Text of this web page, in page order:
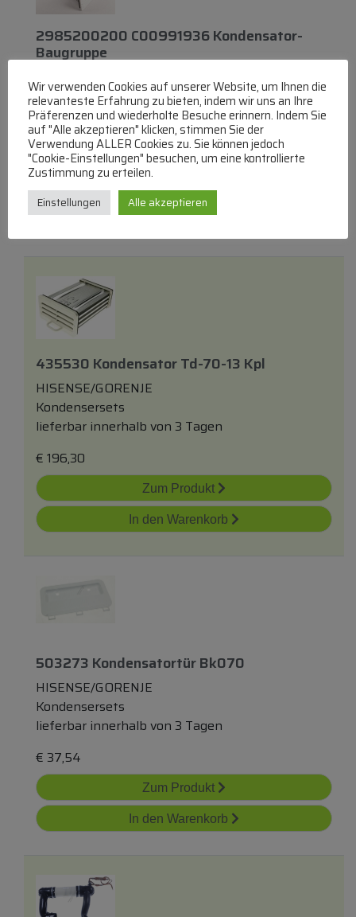
2985200200 C00991936 Kondensator-
Baugruppe
BEKO/GRUNDIG/ARCELIK
Kondensersets
lieferbar innerhalb von 3 Tagen
€166,04
Zum Produkt
435530 Kondensator Td-70-13 Kpl
HISENSE/GORENJE
Kondensersets
lieferbar innerhalb von 3 Tagen
€ 196,30
Zum Produkt
In den Warenkorb
503273 Kondensatortür Bk070
HISENSE/GORENJE
Kondensersets
lieferbar innerhalb von 3 Tagen
€ 37,54
Zum Produkt
In den Warenkorb
Wir verwenden Cookies auf unserer Website, um Ihnen die
relevanteste Erfahrung zu bieten, indem wir uns an Ihre
Präferenzen und wiederholte Besuche erinnern. Indem Sie
auf "Alle akzeptieren" klicken, stimmen Sie der
Verwendung ALLER Cookies zu. Sie können jedoch
"Cookie-Einstellungen" besuchen, um eine kontrollierte
Zustimmung zu erteilen.
Einstellungen Alle akzeptieren